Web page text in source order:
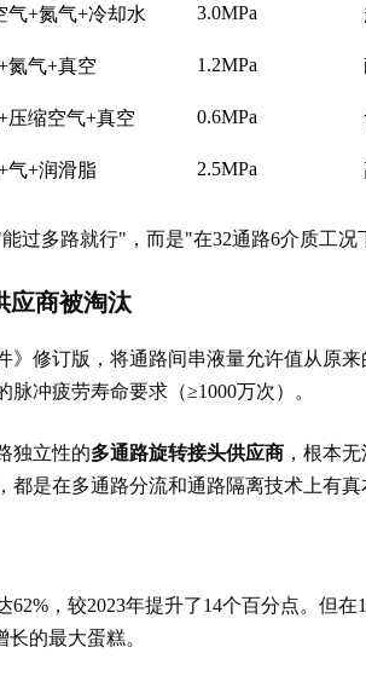
气+氮气+冷却水 3.0MPa
氮气+真空 1.2MPa
压缩空气+真空 0.6MPa
气+润滑脂 2.5MPa
过多路就行"，而是"在32通路6介质工况
应商被淘汰
》修订版，将通路间串液量允许值从原
冲疲劳寿命要求（≥1000万次）。
独立性的多通路旋转接头供应商 ，根本
，都是在多通路分流和通路隔离技术上有真
62%，较2023年提升了14个百分点。但
的最大蛋糕。